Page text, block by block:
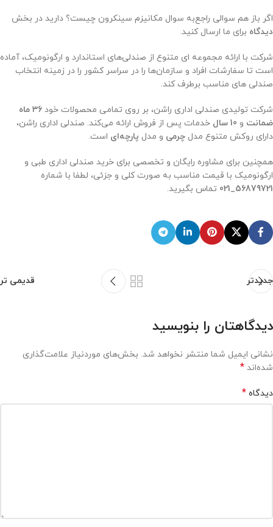
اگر باز هم سوالی راجع‌به سوال مکانیزم سینکرون چیست؟ دارید در بخش
دیدگاه برای ما ارسال کنید.
شرکت با ارائه مجموعه‌ ای متنوع از صندلی‌‌های استاندارد و ارگونومیک، آماده
است تا سفارشات افراد و سازمان‌‌ها را در سراسر کشور را در زمینه انتخاب
صندلی‌ های مناسب برطرف کند.
شرکت تولیدی صندلی اداری راشن، بر روی تمامی محصولات خود
36 ماه
ضمانت و 10 سال
خدمات پس از فروش ارائه می‌کند. صندلی اداری راشن،
دارای روکش متنوع مدل چرمی و مدل پارچه‌ای است.
همچنین برای مشاوره رایگان و تخصصی برای خرید صندلی اداری طبی و
ارگونومیک با قیمت مناسب به صورت کلی و جزئی، لطفا با شماره
56879721_021
تماس بگیرید.
جدیدتر قدیمی تر
دیدگاهتان را بنویسید
نشانی ایمیل شما منتشر نخواهد شد. بخش‌های موردنیاز علامت‌گذاری
شده‌اند *
دیدگاه *